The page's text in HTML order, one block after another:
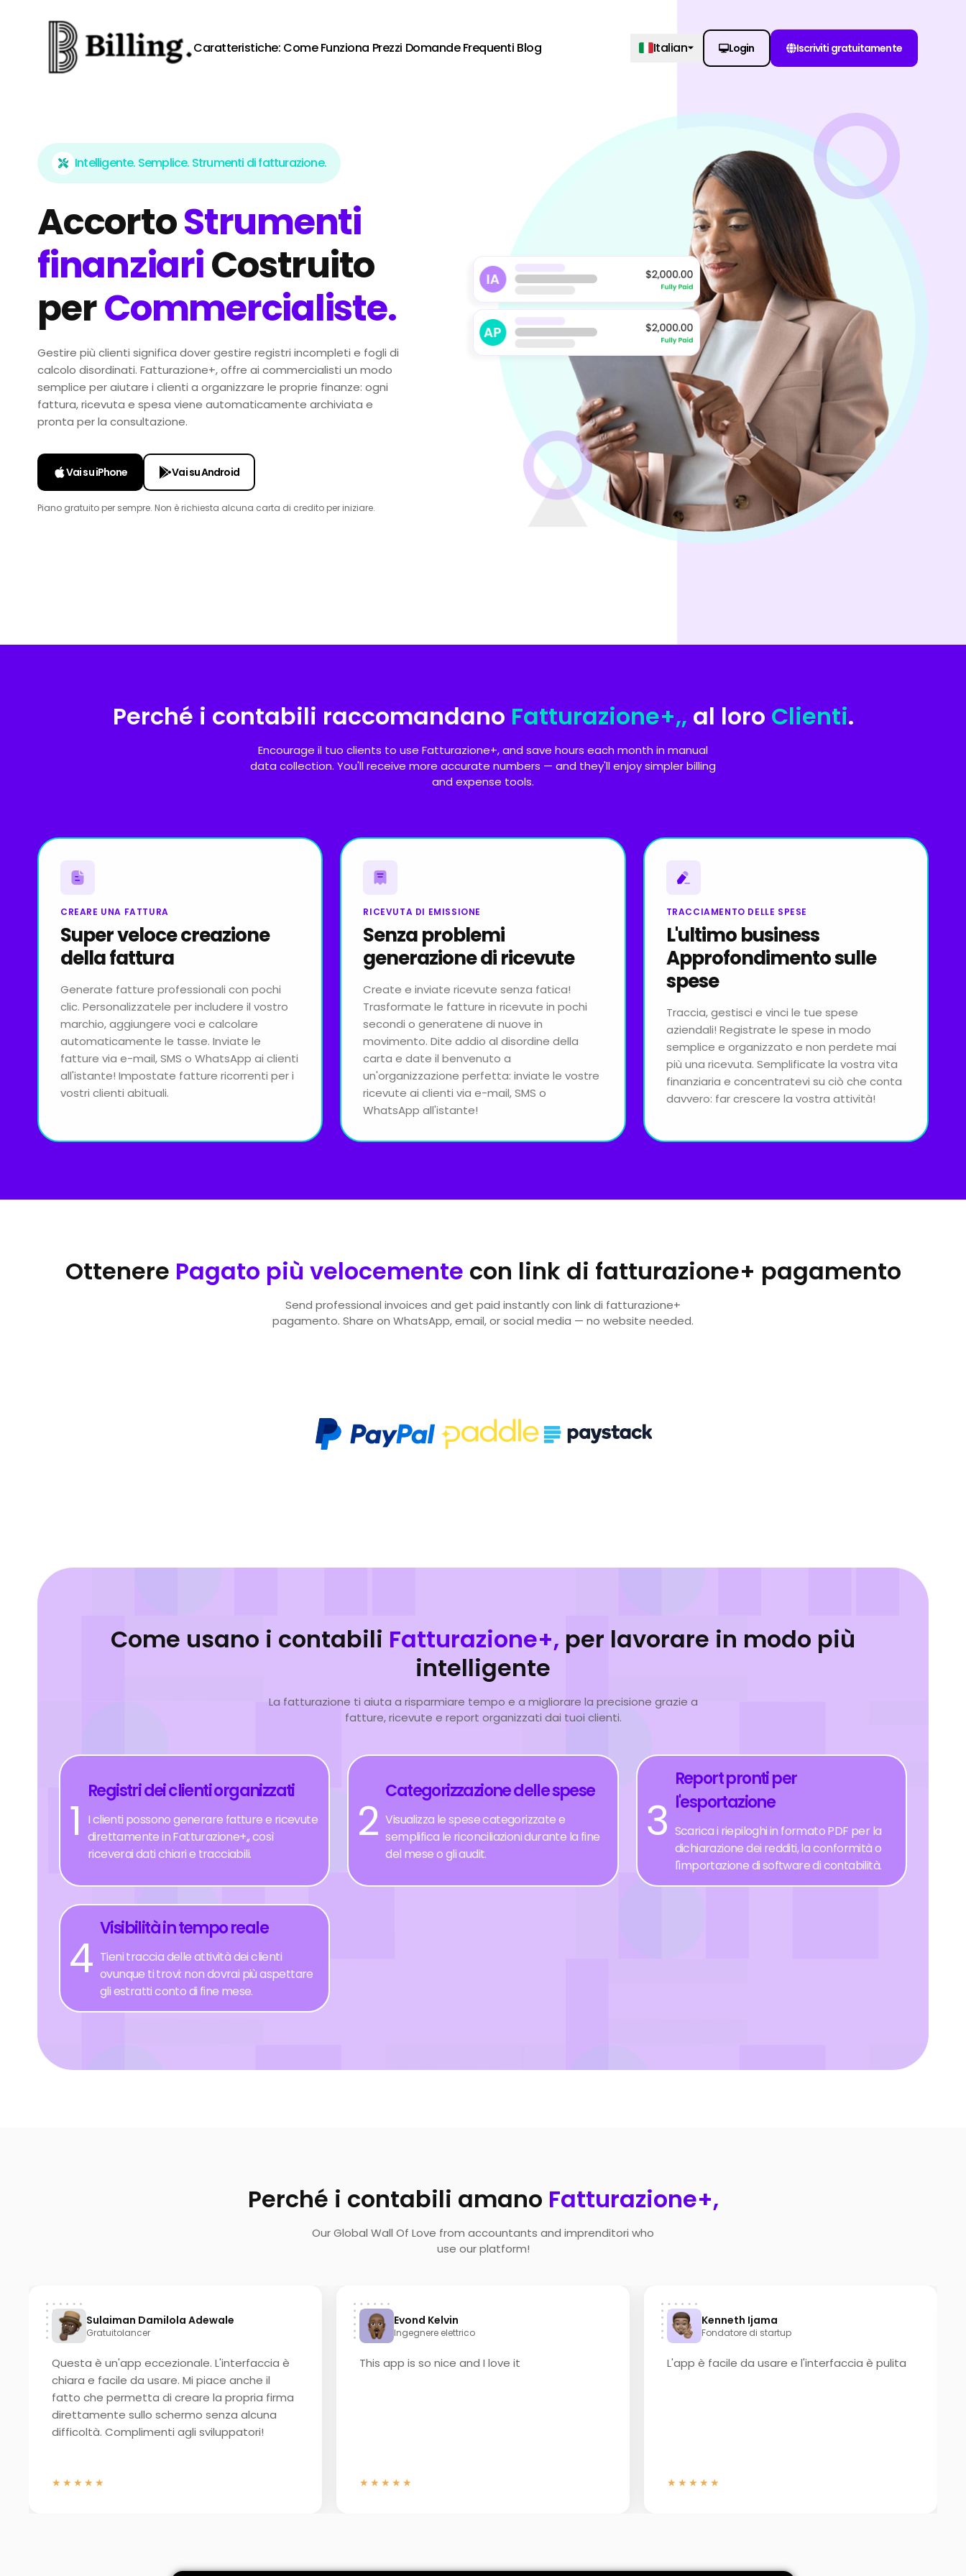
Caratteristiche: Come Funziona Prezzi Domande Frequenti Blog Italian Login Iscriviti gratuitamente
Intelligente. Semplice. Strumenti di fatturazione.
AccortoStrumenti
finanziariCostruito
perCommercialiste.
Gestire più clienti significa dover gestire registri incompleti e fogli di
calcolo disordinati. Fatturazione+, offre ai commercialisti un modo
semplice per aiutare i clienti a organizzare le proprie finanze: ogni
fattura, ricevuta e spesa viene automaticamente archiviata e
pronta per la consultazione.
Vai su iPhone Vai su Android
Piano gratuito per sempre. Non è richiesta alcuna carta di credito per iniziare.
Perché i contabili raccomandano Fatturazione+,, al loro Clienti.
Encourage il tuo clients to use Fatturazione+, and save hours each month in manual
data collection. You'll receive more accurate numbers — and they'll enjoy simpler billing
and expense tools.
CREARE UNA FATTURA
Super veloce creazione
della fattura
Generate fatture professionali con pochi
clic. Personalizzatele per includere il vostro
marchio, aggiungere voci e calcolare
automaticamente le tasse. Inviate le
fatture via e-mail, SMS o WhatsApp ai clienti
all'istante! Impostate fatture ricorrenti per i
vostri clienti abituali.
RICEVUTA DI EMISSIONE
Senza problemi
generazione di ricevute
Create e inviate ricevute senza fatica!
Trasformate le fatture in ricevute in pochi
secondi o generatene di nuove in
movimento. Dite addio al disordine della
carta e date il benvenuto a
un'organizzazione perfetta: inviate le vostre
ricevute ai clienti via e-mail, SMS o
WhatsApp all'istante!
TRACCIAMENTO DELLE SPESE
L'ultimo business
Approfondimento sulle
spese
Traccia, gestisci e vinci le tue spese
aziendali! Registrate le spese in modo
semplice e organizzato e non perdete mai
più una ricevuta. Semplificate la vostra vita
finanziaria e concentratevi su ciò che conta
davvero: far crescere la vostra attività!
Ottenere Pagato più velocemente con link di fatturazione+ pagamento
Send professional invoices and get paid instantly con link di fatturazione+
pagamento. Share on WhatsApp, email, or social media — no website needed.
Come usano i contabili Fatturazione+, per lavorare in modo più
intelligente
La fatturazione ti aiuta a risparmiare tempo e a migliorare la precisione grazie a
fatture, ricevute e report organizzati dai tuoi clienti.
1
Registri dei clienti organizzati
I clienti possono generare fatture e ricevute
direttamente in Fatturazione+,, così
riceverai dati chiari e tracciabili.
2
Categorizzazione delle spese
Visualizza le spese categorizzate e
semplifica le riconciliazioni durante la fine
del mese o gli audit.
3
Report pronti per
l'esportazione
Scarica i riepiloghi in formato PDF per la
dichiarazione dei redditi, la conformità o
l'importazione di software di contabilità.
4
Visibilità in tempo reale
Tieni traccia delle attività dei clienti
ovunque ti trovi: non dovrai più aspettare
gli estratti conto di fine mese.
Perché i contabili amano Fatturazione+,
Our Global Wall Of Love from accountants and imprenditori who
use our platform!
Sulaiman Damilola Adewale
Gratuitolancer
Questa è un'app eccezionale. L'interfaccia è
chiara e facile da usare. Mi piace anche il
fatto che permetta di creare la propria firma
direttamente sullo schermo senza alcuna
difficoltà. Complimenti agli sviluppatori!
★★★★★
Evond Kelvin
Ingegnere elettrico
This app is so nice and I love it
★★★★★
Kenneth Ijama
Fondatore di startup
L'app è facile da usare e l'interfaccia è pulita
★★★★★